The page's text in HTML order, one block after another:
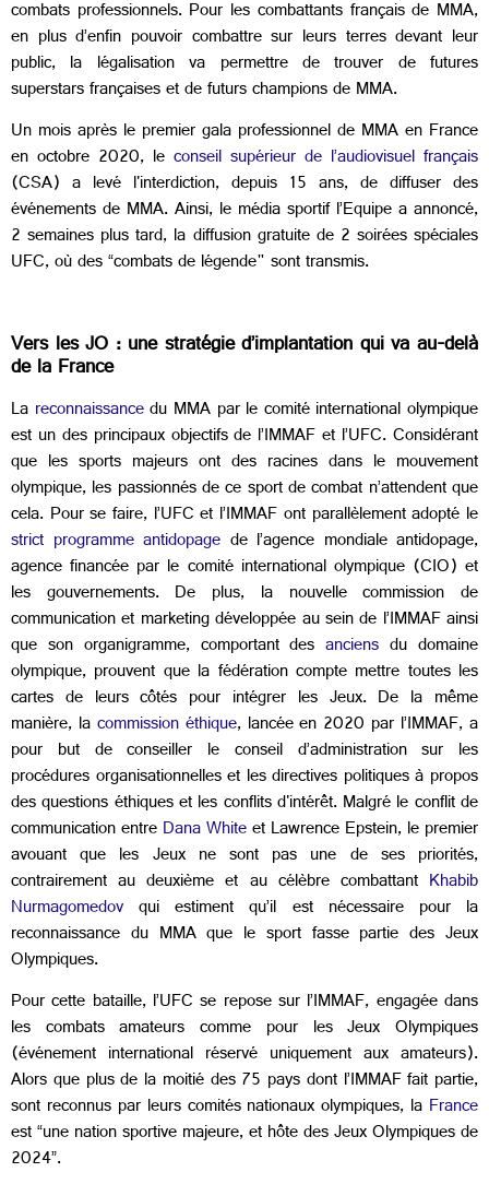
combats professionnels. Pour les combattants français de MMA,
en plus d’enfin pouvoir combattre sur leurs terres devant leur
public, la légalisation va permettre de trouver de futures
superstars françaises et de futurs champions de MMA.
Un mois après le premier gala professionnel de MMA en France
en octobre 2020, le conseil supérieur de l’audiovisuel français
(CSA) a levé l'interdiction, depuis 15 ans, de diffuser des
événements de MMA. Ainsi, le média sportif l’Equipe a annoncé,
2 semaines plus tard, la diffusion gratuite de 2 soirées spéciales
UFC, où des “combats de légende" sont transmis.
Vers les JO : une stratégie d’implantation qui va au-delà
de la France
La reconnaissancedu MMA par le comité international olympique
est un des principaux objectifs de l’IMMAF et l’UFC. Considérant
que les sports majeurs ont des racines dans le mouvement
olympique, les passionnés de ce sport de combat n’attendent que
cela. Pour se faire, l’UFC et l’IMMAF ont parallèlement adopté le
strict programme antidopage de l’agence mondiale antidopage,
agence financée par le comité international olympique (CIO) et
les gouvernements. De plus, la nouvelle commission de
communication et marketing développée au sein de l’IMMAF ainsi
que son organigramme, comportant desanciens du domaine
olympique, prouvent que la fédération compte mettre toutes les
cartes de leurs côtés pour intégrer les Jeux. De la même
manière, lacommission éthique, lancée en 2020 par l’IMMAF, a
pour but de conseiller le conseil d’administration sur les
procédures organisationnelles et les directives politiques à propos
des questions éthiques et les conflits d'intérêt. Malgré le conflit de
communication entreDana Whiteet Lawrence Epstein, le premier
avouant que les Jeux ne sont pas une de ses priorités,
contrairement au deuxième et au célèbre combattant Khabib
Nurmagomedov qui estiment qu’il est nécessaire pour la
reconnaissance du MMA que le sport fasse partie des Jeux
Olympiques.
Pour cette bataille, l’UFC se repose sur l’IMMAF, engagée dans
les combats amateurs comme pour les Jeux Olympiques
(événement international réservé uniquement aux amateurs).
Alors que plus de la moitié des 75 pays dont l’IMMAF fait partie,
sont reconnus par leurs comités nationaux olympiques, la France
est “une nation sportive majeure, et hôte des Jeux Olympiques de
2024”.